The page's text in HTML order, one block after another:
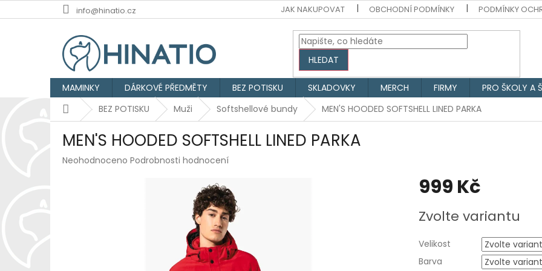
na
info@hinatio.cz JAK NAKUPOVAT OBCHODNÍ PODMÍNKY PODMÍNKY
HLEDAT
MAMINKY DÁRKOVÉ PŘEDMĚTY BEZ POTISKU SKLADOVKY MERCH FIRMY PRO ŠKOLY A
DomůBEZ POTISKU Muži Softshellové bundy MEN'S HOODED SOFTSHELL LINED PARKA
MEN'S HOODED SOFTSHELL LINED PARKA
Průměrné
Neohodnoceno Podrobnosti hodnocení
999 Kč
cena:
Zvolte variantu
Velikost
Barva